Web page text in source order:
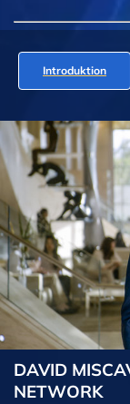
Introduktion
DAVID
NETWORK